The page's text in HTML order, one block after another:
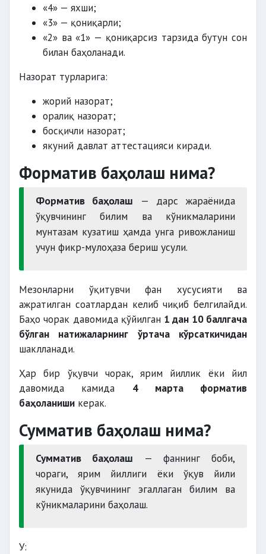
«4» — яхши;
«3» — қониқарли;
«2» ва «1» — қониқарсиз тарзида бутун сон
билан баҳоланади.
Назорат турларига:
жорий назорат;
оралиқ назорат;
босқичли назорат;
якуний давлат аттестацияси киради.
Форматив баҳолаш нима?
Форматив баҳолаш — дарс жараёнида
ўқувчининг билим ва кўникмаларини
мунтазам кузатиш ҳамда унга ривожланиш
учун фикр-мулоҳаза бериш усули.
Мезонларни ўқитувчи фан хусусияти ва
ажратилган соатлардан келиб чиқиб белгилайди.
Баҳо чорак давомида қўйилган 1 дан 10 баллгача
бўлган натижаларнинг ўртача кўрсаткичидан
шаклланади.
Ҳар бир ўқувчи чорак, ярим йиллик ёки йил
давомида камида 4 марта форматив
баҳоланиши керак.
Сумматив баҳолаш нима?
Сумматив баҳолаш — фаннинг боби,
чораги, ярим йиллиги ёки ўқув йили
якунида ўқувчининг эгаллаган билим ва
кўникмаларини баҳолаш.
У: